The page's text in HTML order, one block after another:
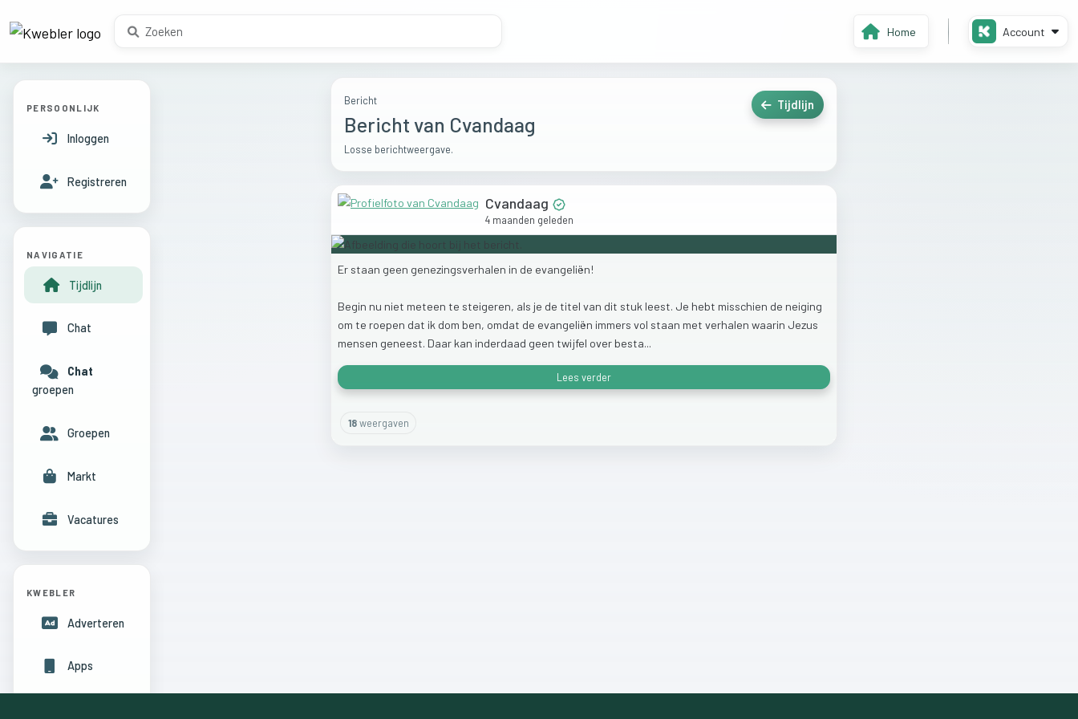
Home Account
Bericht
Bericht van Cvandaag
Losse berichtweergave.
Tijdlijn
Cvandaag
4 maanden geleden
Er staan geen genezingsverhalen in de evangeliën!
Begin nu niet meteen te steigeren, als je de titel van dit stuk leest. Je hebt misschien de neiging
om te roepen dat ik dom ben, omdat de evangeliën immers vol staan met verhalen waarin Jezus
mensen geneest. Daar kan inderdaad geen twijfel over besta...
Lees verder
18weergaven
PERSOONLIJK
Inloggen
Registreren
NAVIGATIE
Tijdlijn
Chat
Chat
groepen
Groepen
Markt
Vacatures
KWEBLER
Adverteren
Apps